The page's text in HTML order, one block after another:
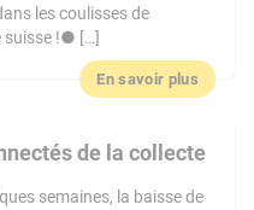
les coulisses de
suisse !● […]
En savoir plus
de la collecte
semaines, la baisse de